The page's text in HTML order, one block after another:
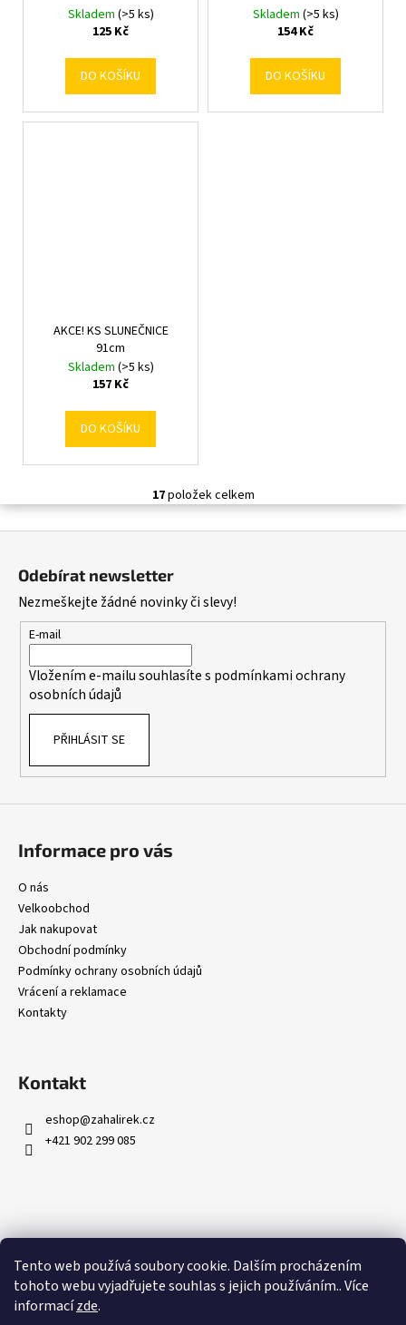
Tento web používá soubory cookie. Dalším procházením
tohoto webu vyjadřujete souhlas s jejich používáním.. Více
informacízde.
Skladem (>5 ks)
125 Kč
DO KOŠÍKU
Skladem (>5 ks)
154 Kč
DO KOŠÍKU
AKCE! KS SLUNEČNICE
91cm
Skladem (>5 ks)
157 Kč
DO KOŠÍKU
O
a
c
r
ý
p
17položek celkem
Odebírat newsletter
Nezmeškejte žádné novinky či slevy!
E-mail
Vložením e-mailu souhlasíte s podmínkami ochrany
osobních údajů
PŘIHLÁSIT SE
Informace pro vás
O nás
Velkoobchod
Jak nakupovat
Obchodní podmínky
Podmínky ochrany osobních údajů
Vrácení a reklamace
Kontakty
Kontakt
eshop@zahalirek.cz
+421 902 299 085
Přijímáme online platby